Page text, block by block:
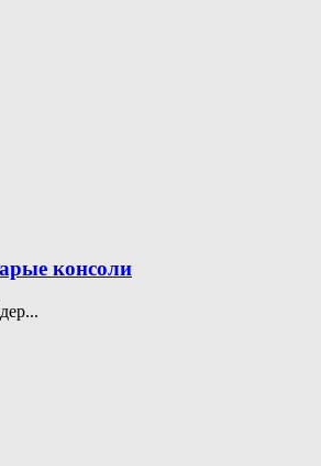
консоли